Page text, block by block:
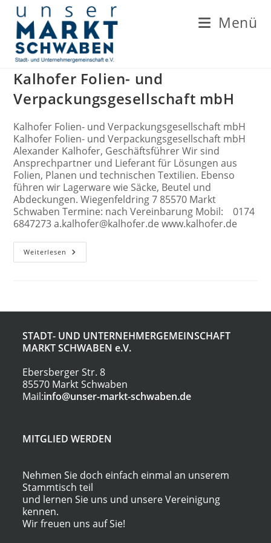
Zum
Inhalt
springen
Menü
Kalhofer Folien- und
Verpackungsgesellschaft mbH
Kalhofer Folien- und Verpackungsgesellschaft mbH
Kalhofer Folien- und Verpackungsgesellschaft mbH
Alexander Kalhofer, Geschäftsführer Wir sind
Ansprechpartner und Lieferant für Lösungen aus
Folien, Planen und technischen Textilien. Ebenso
führen wir Lagerware wie Säcke, Beutel und
Abdeckungen. Wiegenfeldring 7 85570 Markt
Schwaben Termine: nach Vereinbarung Mobil: 0174
6847273 a.kalhofer@kalhofer.de www.kalhofer.de
Weiterlesen Kalhofer
Folien-
STADT- UND UNTERNEHMERGEMEINSCHAFT
MARKT SCHWABEN e.V.
Ebersberger Str. 8
85570 Markt Schwaben
Mail:info@unser-markt-schwaben.de
MITGLIED WERDEN
Nehmen Sie doch einfach einmal an unserem
Stammtisch teil
und lernen Sie uns und unsere Vereinigung
kennen.
Wir freuen uns auf Sie!